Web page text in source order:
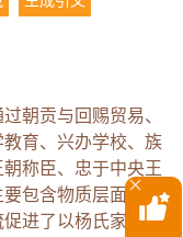
朝贡与回赐贸易、
育、兴办学校、族
称臣、忠于中央王
包含物质层面、制
进了以杨氏家族为